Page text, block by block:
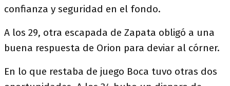
confianza y seguridad en el fondo.
A los 29, otra escapada de Zapata obligó a una
buena respuesta de Orion para deviar al córner.
En lo que restaba de juego Boca tuvo otras dos